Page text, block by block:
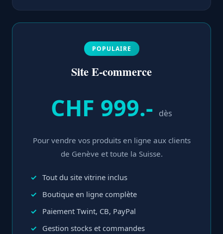
POPULAIRE
Site E-commerce
CHF 999.- dès
Pour vendre vos produits en ligne aux clients
de Genève et toute la Suisse.
Tout du site vitrine inclus
Boutique en ligne complète
Paiement Twint, CB, PayPal
Gestion stocks et commandes